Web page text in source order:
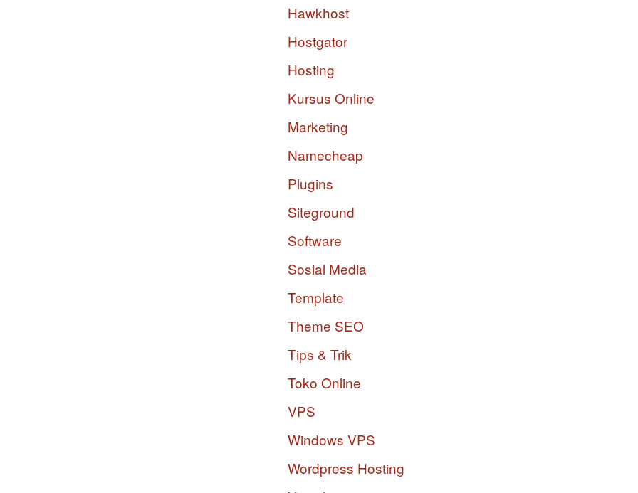
Hawkhost
Hostgator
Hosting
Kursus Online
Marketing
Namecheap
Plugins
Siteground
Software
Sosial Media
Template
Theme SEO
Tips & Trik
Toko Online
VPS
Windows VPS
Wordpress Hosting